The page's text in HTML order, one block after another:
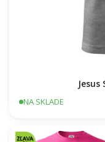
NA SKLADE